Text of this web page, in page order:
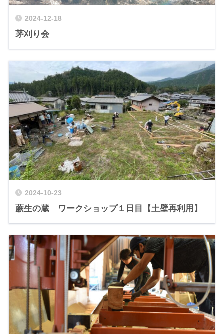
2024-12-18
茅刈り会
2024-10-23
蕨生の蔵 ワークショップ１日目【土壁再利用】